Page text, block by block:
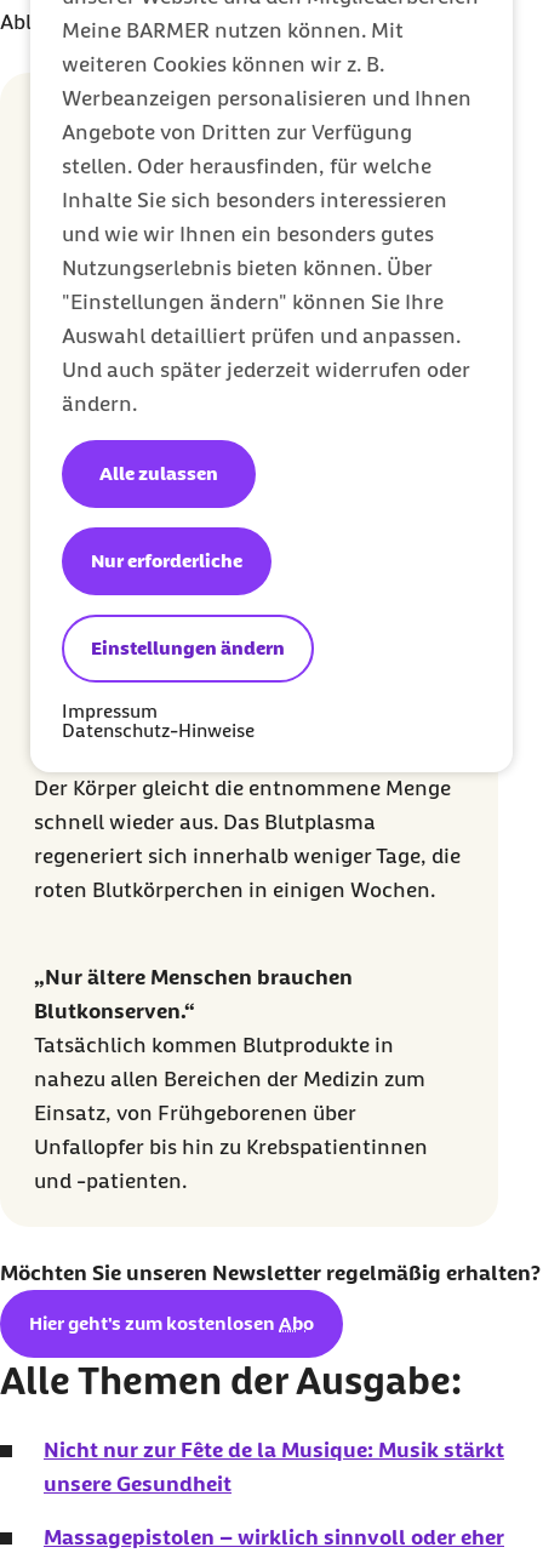
Meine BARMER nutzen können. Mit
weiteren Cookies können wir z. B.
Werbeanzeigen personalisieren und Ihnen
Angebote von Dritten zur Verfügung
stellen. Oder herausfinden, für welche
Inhalte Sie sich besonders interessieren
und wie wir Ihnen ein besonders gutes
Nutzungserlebnis bieten können. Über
"Einstellungen ändern" können Sie Ihre
Auswahl detailliert prüfen und anpassen.
Und auch später jederzeit widerrufen oder
ändern.
Einstellungen ändern
Nur erforderliche
Alle zulassen
Impressum
Datenschutz-Hinweise
Ablehnung als vielmehr der fehlende Anstoß.
Die häufigsten Mythen rund um die
Blutspende
„Blutspenden ist gefährlich.“
Für gesunde Menschen ist eine Blutspende
in der Regel gut verträglich. Vor jeder
Spende findet ein medizinischer Check
statt, unter anderem mit Fragen zur
Gesundheit sowie einer Kontrolle von
Blutdruck und Hämoglobinwert.
„Danach bin ich tagelang geschwächt.“
Viele Spenderinnen und Spender fühlen sich
bereits nach kurzer Zeit wieder fit. Wichtig
sind ausreichend Flüssigkeit, eine kleine
Ruhepause und körperliche Schonung
direkt nach der Spende.
Der Körper gleicht die entnommene Menge
schnell wieder aus. Das Blutplasma
regeneriert sich innerhalb weniger Tage, die
roten Blutkörperchen in einigen Wochen.
„Nur ältere Menschen brauchen
Blutkonserven.“
Tatsächlich kommen Blutprodukte in
nahezu allen Bereichen der Medizin zum
Einsatz, von Frühgeborenen über
Unfallopfer bis hin zu Krebspatientinnen
und -patienten.
Möchten Sie unseren Newsletter regelmäßig erhalten?
Hier geht's zum kostenlosen Abo
Alle Themen der Ausgabe:
Nicht nur zur Fête de la Musique: Musik stärkt
unsere Gesundheit
Massagepistolen – wirklich sinnvoll oder eher